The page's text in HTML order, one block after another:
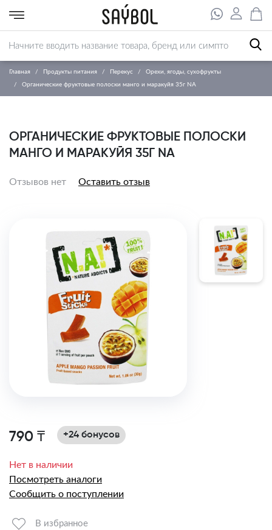
Главная Продукты питания Перекус Орехи, ягоды, сухофрукты
Органические фруктовые полоски манго и маракуйя 35г NA
ОРГАНИЧЕСКИЕ ФРУКТОВЫЕ ПОЛОСКИ
МАНГО И МАРАКУЙЯ 35Г NA
Отзывов нет Оставить отзыв
790 ₸ +24 бонусов
Нет в наличии
Посмотреть аналоги
Сообщить о поступлении
В избранное